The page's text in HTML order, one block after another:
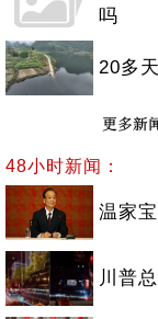
吗
20多
48小时新闻：
温家
川普